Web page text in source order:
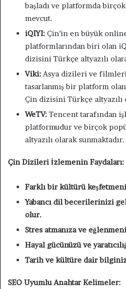
başladı ve platformda
mevcut.
iQIYI: Çin’in en büyük
platformlarından biri olan
dizisini Türkçe altyazılı
Viki: Asya dizileri ve
tasarlanmış bir platform
Çin dizisini Türkçe altyazılı
WeTV: Tencent tarafından
platformudur ve birçok
altyazılı olarak sunmaktadır.
Çin Dizileri İzlemenin Faydaları:
Farklı bir kültürü
Yabancı dil becerilerinizi
olur.
Stres atmanıza ve
Hayal gücünüzü ve
Tarih ve kültüre dair
SEO Uyumlu Anahtar Kelimeler: